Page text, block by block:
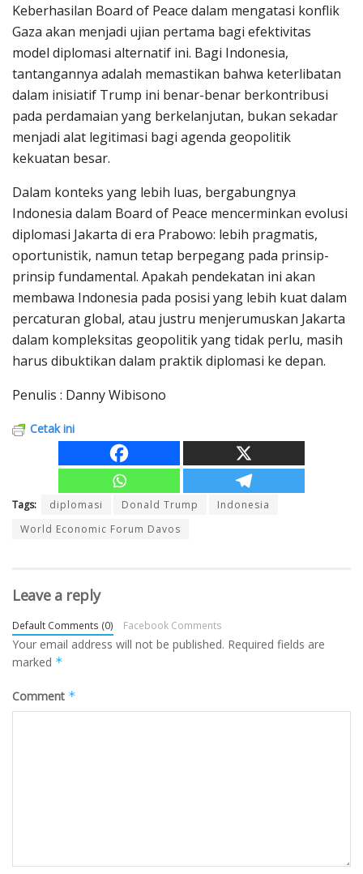
Keberhasilan Board of Peace dalam mengatasi konflik
Gaza akan menjadi ujian pertama bagi efektivitas
model diplomasi alternatif ini. Bagi Indonesia,
tantangannya adalah memastikan bahwa keterlibatan
dalam inisiatif Trump ini benar-benar berkontribusi
pada perdamaian yang berkelanjutan, bukan sekadar
menjadi alat legitimasi bagi agenda geopolitik
kekuatan besar.
Dalam konteks yang lebih luas, bergabungnya
Indonesia dalam Board of Peace mencerminkan evolusi
diplomasi Jakarta di era Prabowo: lebih pragmatis,
oportunistik, namun tetap berpegang pada prinsip-
prinsip fundamental. Apakah pendekatan ini akan
membawa Indonesia pada posisi yang lebih kuat dalam
percaturan global, atau justru menjerumuskan Jakarta
dalam kompleksitas geopolitik yang tidak perlu, masih
harus dibuktikan dalam praktik diplomasi ke depan.
Penulis : Danny Wibisono
Cetak ini
Tags: diplomasi Donald Trump
Indonesia
World Economic Forum Davos
Leave a reply
Default Comments (0) Facebook Comments
Your email address will not be published. Required fields are
marked *
Comment *